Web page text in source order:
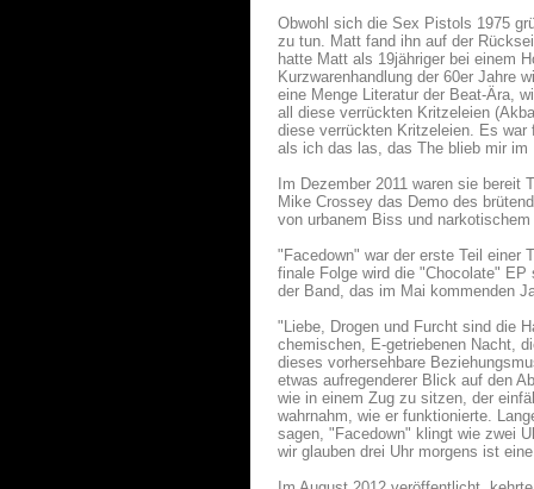
Obwohl sich die Sex Pistols 1975
zu tun. Matt fand ihn auf der
hatte Matt als 19jähriger bei einem
Kurzwarenhandlung der 60er Jahre
eine Menge Literatur der Beat-Ära,
all diese verrückten Kritzeleien
diese verrückten Kritzeleien. Es
als ich das las, das The blieb mir
Im Dezember 2011 waren sie
Mike Crossey das Demo des
von urbanem Biss und
"Facedown" war der erste Teil einer
finale Folge wird die "Chocolate"
der Band, das im Mai kommenden
"Liebe, Drogen und Furcht sind die
chemischen, E-getriebenen Nacht,
dieses vorhersehbare
etwas aufregenderer Blick auf den
wie in einem Zug zu sitzen, der
wahrnahm, wie er funktionierte.
sagen, "Facedown" klingt wie zwei
wir glauben drei Uhr morgens ist